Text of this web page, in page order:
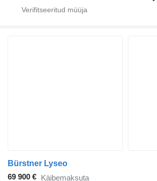
Bürstner Lyseo
69 900 € Käibemaksuta